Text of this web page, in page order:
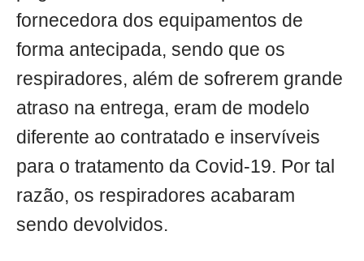
fornecedora dos equipamentos de
forma antecipada, sendo que os
respiradores, além de sofrerem grande
atraso na entrega, eram de modelo
diferente ao contratado e inservíveis
para o tratamento da Covid-19. Por tal
razão, os respiradores acabaram
sendo devolvidos.